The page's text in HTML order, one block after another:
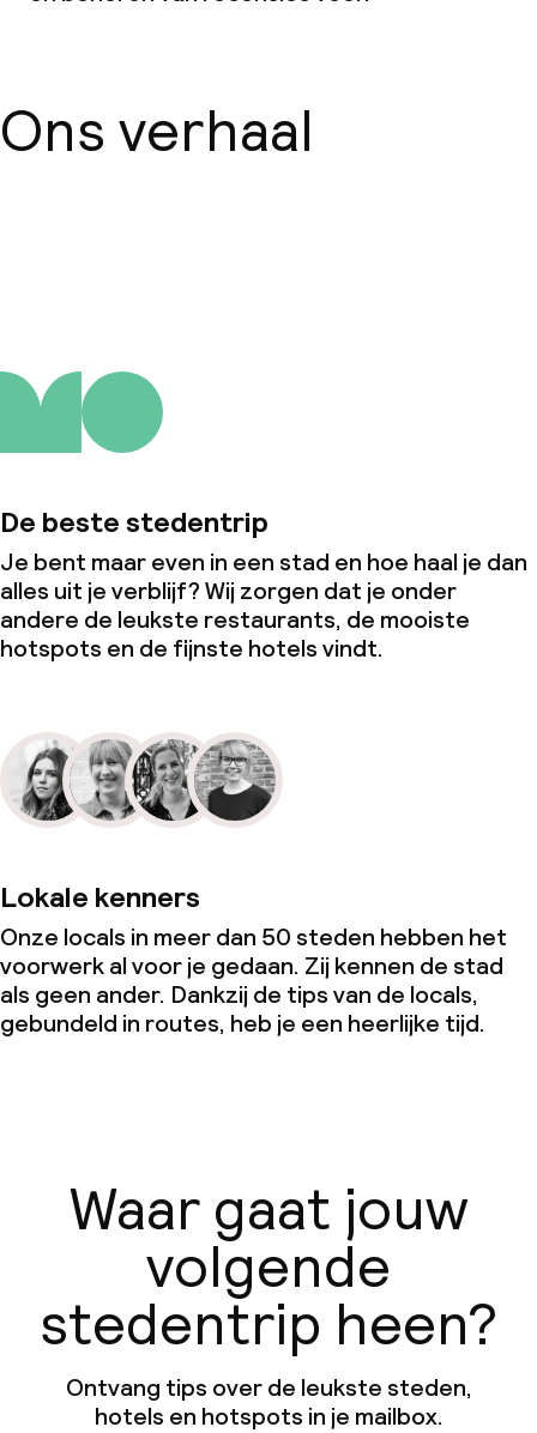
Ons verhaal
De beste stedentrip
Je bent maar even in een stad en hoe haal je dan
alles uit je verblijf? Wij zorgen dat je onder
andere de leukste restaurants, de mooiste
hotspots en de fijnste hotels vindt.
Lokale kenners
Onze locals in meer dan 50 steden hebben het
voorwerk al voor je gedaan. Zij kennen de stad
als geen ander. Dankzij de tips van de locals,
gebundeld in routes, heb je een heerlijke tijd.
Waar gaat jouw
volgende
stedentrip heen?
Ontvang tips over de leukste steden,
hotels en hotspots in je mailbox.